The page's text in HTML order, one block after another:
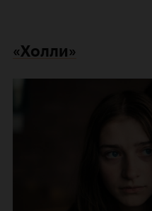
«Холли»